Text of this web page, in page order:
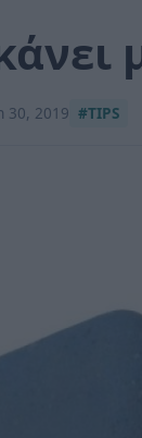
30, 2019 #TIPS